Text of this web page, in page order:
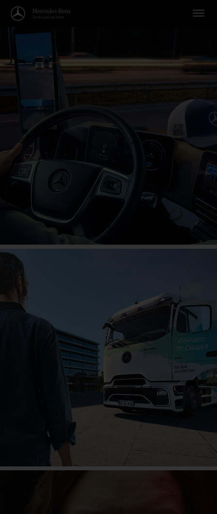
Willkommen in der Welt von
Das große Jubiläum
Jetzt mitfeiern!